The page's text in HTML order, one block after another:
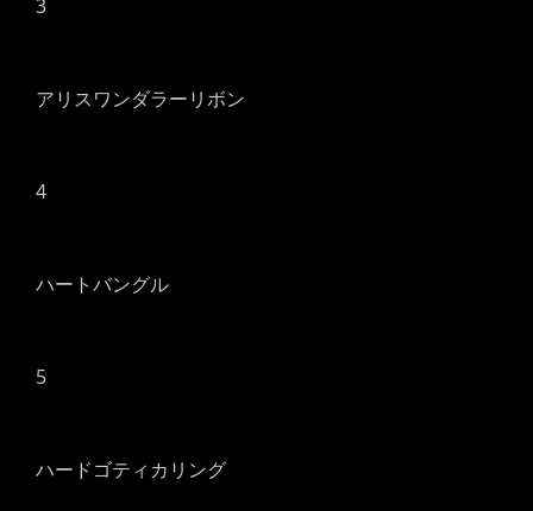
3
アリスワンダラーリボン
4
ハートバングル
5
ハードゴティカリング